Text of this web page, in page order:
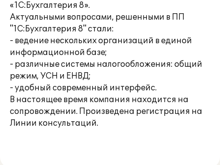
«1С:Бухгалтерия 8».
Актуальными вопросами, решенными в ПП
"1С:Бухгалтерия 8" стали:
- ведение нескольких организаций в единой
информационной базе;
- различные системы налогообложения: общий
режим, УСН и ЕНВД;
- удобный современный интерфейс.
В настоящее время компания находится на
сопровождении. Произведена регистрация на
Линии консультаций.